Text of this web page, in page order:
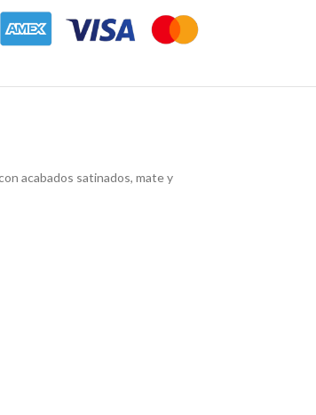
acabados satinados, mate y